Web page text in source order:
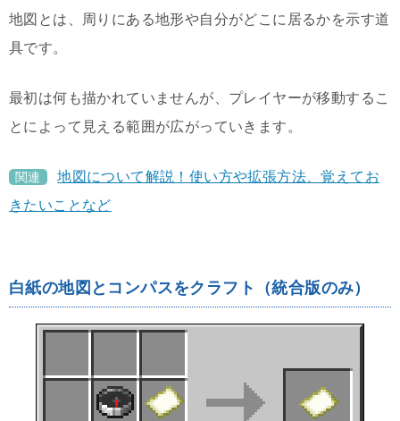
地図とは、周りにある地形や自分がどこに居るかを示す道
具です。
最初は何も描かれていませんが、プレイヤーが移動するこ
とによって見える範囲が広がっていきます。
関連
地図について解説！使い方や拡張方法、覚えてお
きたいことなど
白紙の地図とコンパスをクラフト（統合版のみ）